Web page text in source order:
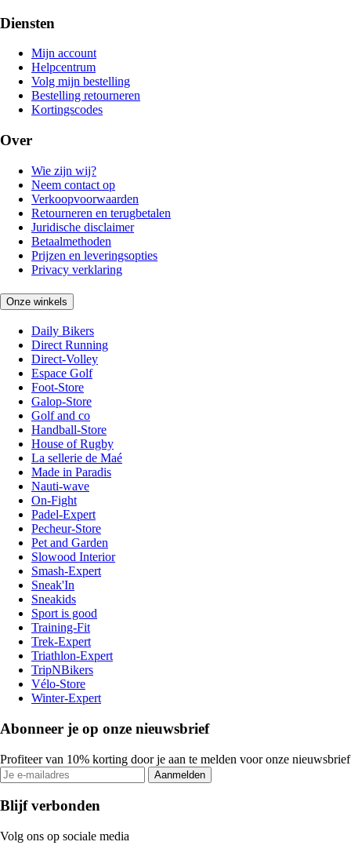
Diensten
Mijn account
Helpcentrum
Volg mijn bestelling
Bestelling retourneren
Kortingscodes
Over
Wie zijn wij?
Neem contact op
Verkoopvoorwaarden
Retourneren en terugbetalen
Juridische disclaimer
Betaalmethoden
Prijzen en leveringsopties
Privacy verklaring
Onze winkels
Daily Bikers
Direct Running
Direct-Volley
Espace Golf
Foot-Store
Galop-Store
Golf and co
Handball-Store
House of Rugby
La sellerie de Maé
Made in Paradis
Nauti-wave
On-Fight
Padel-Expert
Pecheur-Store
Pet and Garden
Slowood Interior
Smash-Expert
Sneak'In
Sneakids
Sport is good
Training-Fit
Trek-Expert
Triathlon-Expert
TripNBikers
Vélo-Store
Winter-Expert
Abonneer je op onze nieuwsbrief
Profiteer van 10% korting door je aan te melden voor onze nieuwsbrief
Aanmelden
Blijf verbonden
Volg ons op sociale media